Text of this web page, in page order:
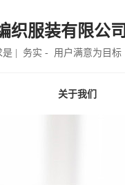
织服装有限公司
| 务实 - 用户满意为目标
关于我们